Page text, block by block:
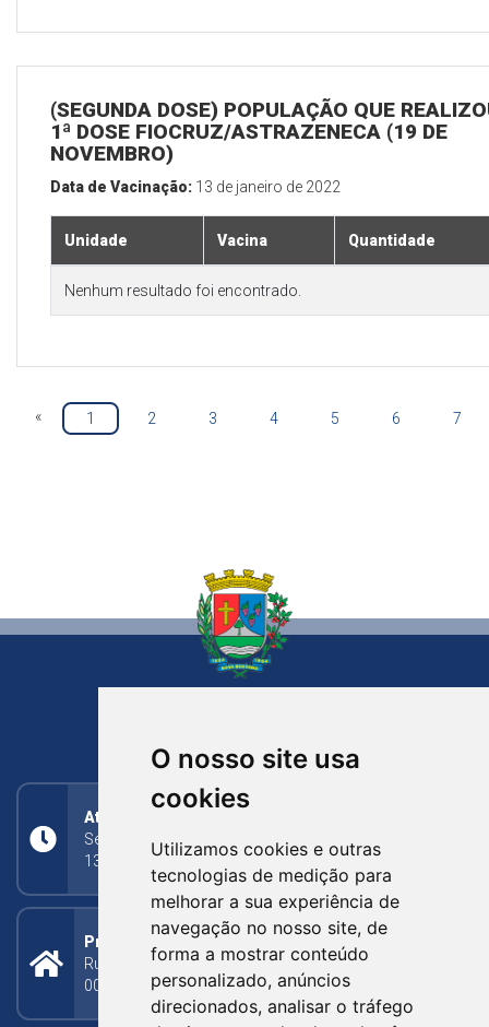
O nosso site usa
cookies
Utilizamos cookies e outras
tecnologias de medição para
melhorar a sua experiência de
navegação no nosso site, de
forma a mostrar conteúdo
personalizado, anúncios
direcionados, analisar o tráfego
(SEGUNDA DOSE) POPULAÇÃO QUE
1ª DOSE FIOCRUZ/ASTRAZENECA (19 DE
NOVEMBRO)
Data de Vacinação: 13 de janeiro de 2022
Unidade Vacina Quantidade
Nenhum resultado foi encontrado.
« 1 2 3 4 5 6 7
Atendimento
Segunda a Sexta: 8h às 11h30min (manhã);
13h30min às 17h (tarde)
Prefeitura Municipal
Rua Silva Jardim, 505 - Bairro Centro - CEP: 95340-
000